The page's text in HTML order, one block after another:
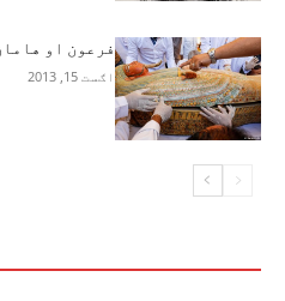
فرعون او
اګست 15, 2013